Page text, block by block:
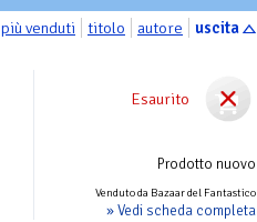
più venduti titolo autore uscita
Esaurito
Prodotto nuovo
Venduto da Bazaar del Fantastico
» Vedi scheda completa